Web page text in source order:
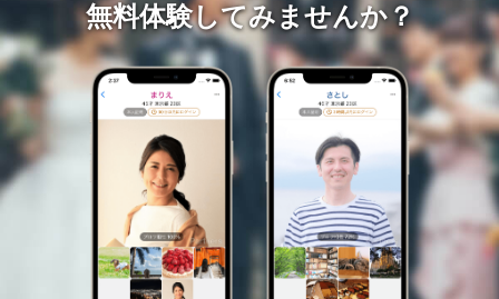
無料体験してみませんか？